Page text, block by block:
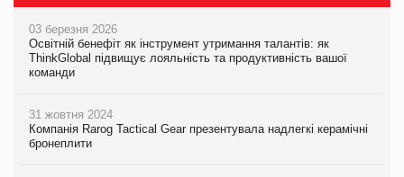
03 березня 2026
Освітній бенефіт як інструмент утримання талантів: як
ThinkGlobal підвищує лояльність та продуктивність вашої
команди
31 жовтня 2024
Компанія Rarog Tactical Gear презентувала надлегкі керамічні
бронеплити